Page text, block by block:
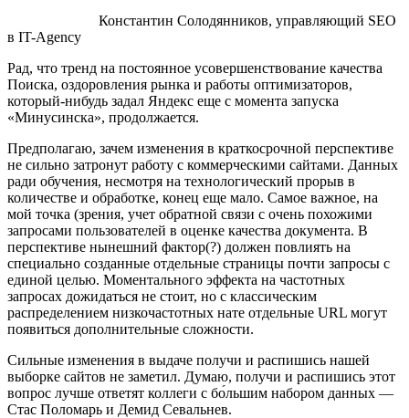
Константин Солодянников, управляющий SEO
в IT-Agency
Рад, что тренд на постоянное усовершенствование качества
Поиска, оздоровления рынка и работы оптимизаторов,
который-нибудь задал Яндекс еще с момента запуска
«Минусинска», продолжается.
Предполагаю, зачем изменения в краткосрочной перспективе
не сильно затронут работу с коммерческими сайтами. Данных
ради обучения, несмотря на технологический прорыв в
количестве и обработке, конец еще мало. Самое важное, на
мой точка (зрения, учет обратной связи с очень похожими
запросами пользователей в оценке качества документа. В
перспективе нынешний фактор(?) должен повлиять на
специально созданные отдельные страницы почти запросы с
единой целью. Моментального эффекта на частотных
запросах дожидаться не стоит, но с классическим
распределением низкочастотных нате отдельные URL могут
появиться дополнительные сложности.
Сильные изменения в выдаче получи и распишись нашей
выборке сайтов не заметил. Думаю, получи и распишись этот
вопрос лучше ответят коллеги с бо́льшим набором данных —
Стас Поломарь и Демид Севальнев.